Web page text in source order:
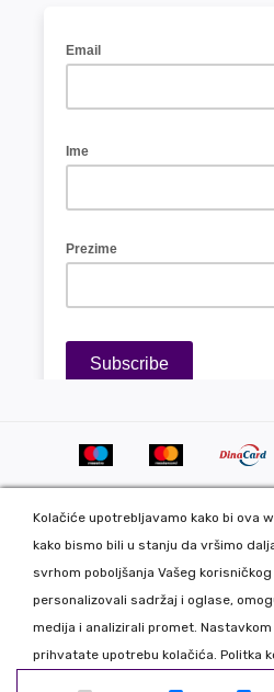
Kolačiće upotrebljavamo kako bi ova
kako bismo bili u stanju da vršimo
svrhom poboljšanja Vašeg
personalizovali sadržaj i oglase,
medija i analizirali promet.
prihvatate upotrebu kolačića. Politka
Copyright 2020 DekorDom Group
development: CMS by
Izrada internet prodavniceiSEO